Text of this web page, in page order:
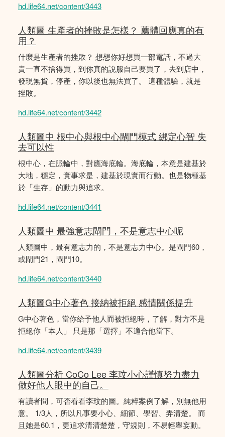
hd.life64.net/content/3443
人類圖 生產者的挫敗是怎樣？ 薦體回應真的有
用？
什麼是生產者的挫敗？ 想想你好想買一部電話，不過大
貴一直不捨得買，到你真的說服自己要買了，去到店中，
發現無貨，停產，你以後也無法買了。 這種體驗，就是
挫敗。
hd.life64.net/content/3442
人類圖中 根中心與根中心閘門模式 綁定心智 失
去可以性
根中心，在脈輪中，對應海底輪。海底輪，本意是建基於
大地，穩定，實事求是，建基於現實而行動。也是物種基
於「生存」的動力與追求。
hd.life64.net/content/3441
人類圖中 最強意志閘門，不是意志中心呢
人類圖中，最有意志力的，不是意志力中心。是閘門60，
或閘門21，閘門10。
hd.life64.net/content/3440
人類圖G中心著色 接納被拒絕 感情關係提升
G中心著色，當你給予他人而被拒絕時，了解，對方不是
拒絕你「本人」 只是那「選擇」不適合他當下。
hd.life64.net/content/3439
人類圖分析 CoCo Lee 李玟小心謹慎努力盡力
做好他人眼中的自己。
有讀者問，可否看看李玟的圖。純粹案例了解，別無他用
意。 1/3人，所以凡事要小心、細節、學習、弄清楚。 而
且她是60.1，更追求清清楚楚，守規則，不易輕舉妄動。